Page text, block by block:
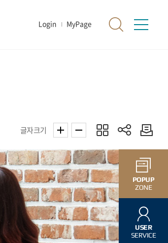
Login MyPage
POPUP
ZONE
USER
SERVICE
글자크기